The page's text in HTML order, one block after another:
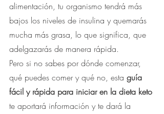
alimentación, tu organismo tendrá más
bajos los niveles de insulina y quemarás
mucha más grasa, lo que significa, que
adelgazarás de manera rápida.
Pero si no sabes por dónde comenzar,
qué puedes comer y qué no, esta guía
fácil y rápida para iniciar en la dieta keto
te aportará información y te dará la